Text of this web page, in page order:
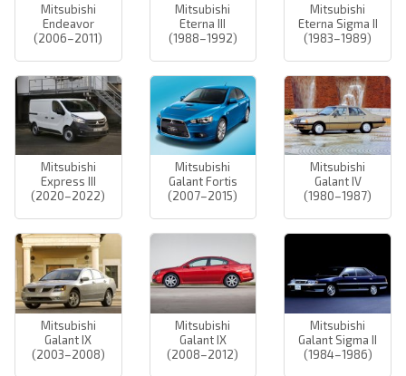
Mitsubishi
Endeavor
(2006–2011)
Mitsubishi
Eterna III
(1988–1992)
Mitsubishi
Eterna Sigma II
(1983–1989)
Mitsubishi
Express III
(2020–2022)
Mitsubishi
Galant Fortis
(2007–2015)
Mitsubishi
Galant IV
(1980–1987)
Mitsubishi
Galant IX
(2003–2008)
Mitsubishi
Galant IX
(2008–2012)
Mitsubishi
Galant Sigma II
(1984–1986)